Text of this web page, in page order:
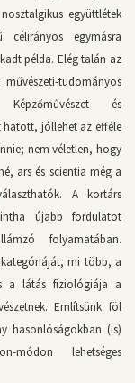
együttlétek
egymásra
példa. Elég talán az
tudományos
és
hatott, jóllehet az efféle
nem véletlen, hogy
ars és scientia még a
A kortárs
újabb fordulatot
folyamatában.
kategóriáját, mi több, a
a látás fiziológiája a
Említsünk föl
hasonlóságokban (is)
módon lehetséges